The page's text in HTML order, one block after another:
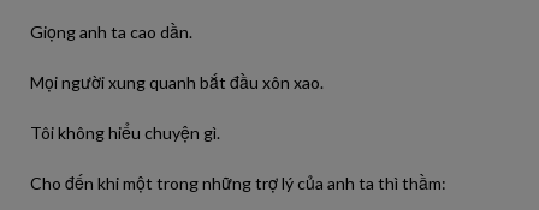
Giọng anh ta cao dần.
Mọi người xung quanh bắt đầu xôn xao.
Tôi không hiểu chuyện gì.
Cho đến khi một trong những trợ lý của anh ta thì thầm: